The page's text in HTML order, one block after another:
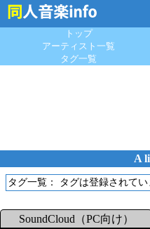
トップ
アーティスト一覧
タグ一覧
A
タグ一覧： タグは登録されてい
SoundCloud（PC向け）